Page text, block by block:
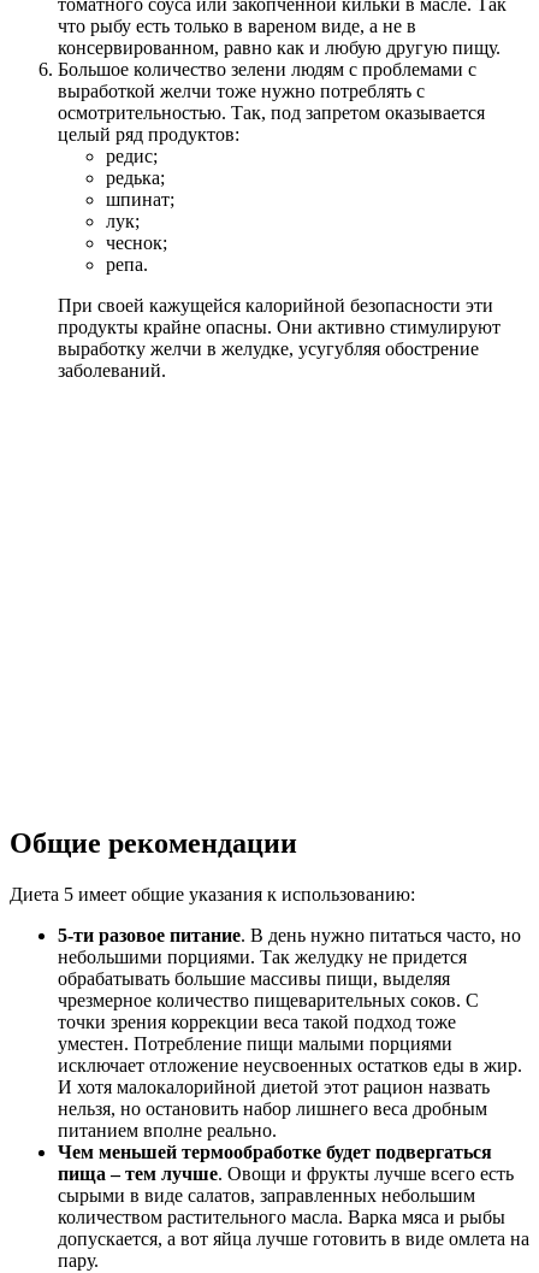
что рыбу есть только в вареном виде, а не в
консервированном, равно как и любую другую пищу.
Большое количество зелени людям с проблемами с
выработкой желчи тоже нужно потреблять с
осмотрительностью. Так, под запретом оказывается
целый ряд продуктов:
редис;
редька;
шпинат;
лук;
чеснок;
репа.
При своей кажущейся калорийной безопасности эти
продукты крайне опасны. Они активно стимулируют
выработку желчи в желудке, усугубляя обострение
заболеваний.
Общие рекомендации
Диета 5 имеет общие указания к использованию:
5-ти разовое питание. В день нужно питаться часто, но
небольшими порциями. Так желудку не придется
обрабатывать большие массивы пищи, выделяя
чрезмерное количество пищеварительных соков. С
точки зрения коррекции веса такой подход тоже
уместен. Потребление пищи малыми порциями
исключает отложение неусвоенных остатков еды в жир.
И хотя малокалорийной диетой этот рацион назвать
нельзя, но остановить набор лишнего веса дробным
питанием вполне реально.
Чем меньшей термообработке будет подвергаться
пища – тем лучше. Овощи и фрукты лучше всего есть
сырыми в виде салатов, заправленных небольшим
количеством растительного масла. Варка мяса и рыбы
допускается, а вот яйца лучше готовить в виде омлета на
пару.